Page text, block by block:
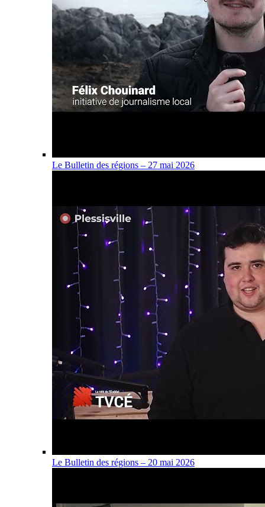
Le Bulletin des régions – 27 mai 2026
Le Bulletin des régions – 20 mai 2026